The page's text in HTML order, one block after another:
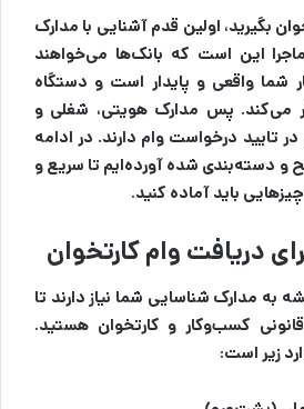
بگیرید، اولین قدم آشنایی با مدارک
این است که بانک‌ها می‌خواهند
واقعی و پایدار است و دستگاه
می‌کند. پس مدارک هویتی، شغلی و
تایید درخواست وام دارند. در ادامه
و دسته‌بندی شده آورده‌ایم تا سریع و
باید آماده کنید.
دریافت وام کارتخوان
به مدارک شناسایی شما نیاز دارند تا
کسب‌وکار و کارتخوان هستید.
زیر است: